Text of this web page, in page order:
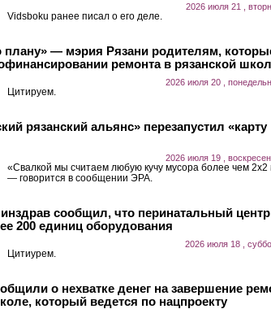
2026 июля 21 ,
Vidsboku ранее писал о его деле.
плану» — мэрия Рязани родителям,
ремонта в рязанской
2026 июля 20 ,
Цитируем.
рязанский альянс» перезапустил «карту
2026 июля 19 ,
«Свалкой мы считаем любую кучу мусора более чем 2х2
— говорится в сообщении ЭРА.
сообщил, что перинатальный центр
200 единиц оборудования
2026 июля 18 ,
Цитиурем.
о нехватке денег на завершение
который ведется по нацпроекту